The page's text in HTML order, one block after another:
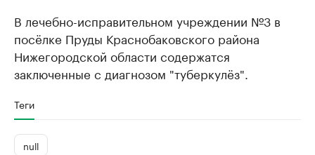
В лечебно-исправительном учреждении №3 в
посёлке Пруды Краснобаковского района
Нижегородской области содержатся
заключенные с диагнозом "туберкулёз".
Теги
null